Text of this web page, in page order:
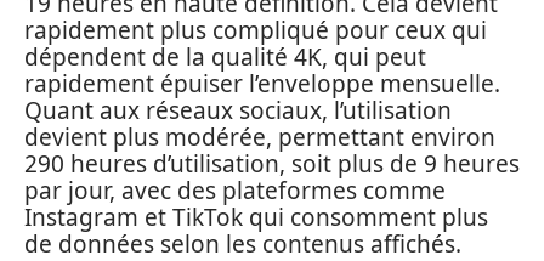
rapidement plus compliqué pour ceux qui
dépendent de la qualité 4K, qui peut
rapidement épuiser l’enveloppe mensuelle.
Quant aux réseaux sociaux, l’utilisation
devient plus modérée, permettant environ
290 heures d’utilisation, soit plus de 9 heures
par jour, avec des plateformes comme
Instagram et TikTok qui consomment plus
de données selon les contenus affichés.